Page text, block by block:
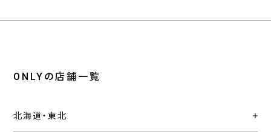
ONLYの店舗一覧
北海道・東北